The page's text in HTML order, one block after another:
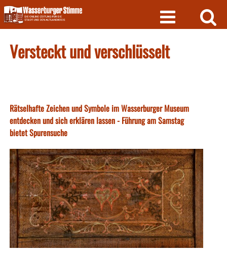
Skip
to
content
Versteckt und verschlüsselt
Rätselhafte Zeichen und Symbole im Wasserburger Museum
entdecken und sich erklären lassen - Führung am Samstag
bietet Spurensuche